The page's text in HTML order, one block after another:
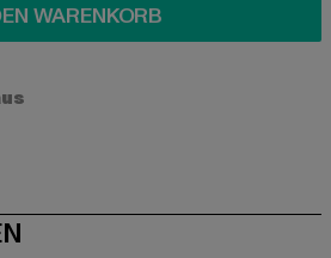
WARENKORB